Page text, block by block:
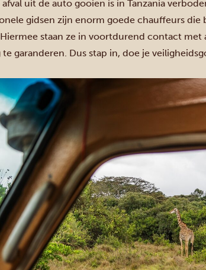
uit de auto gooien is in Tanzania
gidsen zijn enorm goede chauffeurs
staan ze in voortdurend contact
te garanderen. Dus stap in, doe je